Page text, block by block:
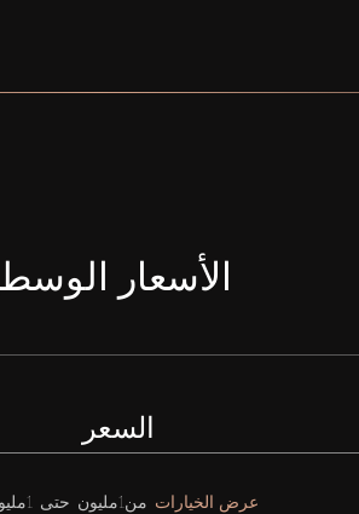
الأسعار
عرض الخيارات
السعر
من1مليون حتى 1مليون